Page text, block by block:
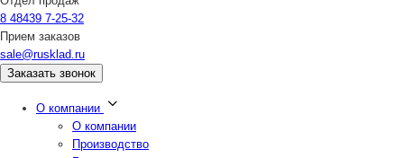
8 48439 7-25-32
Прием заказов
sale@rusklad.ru
Заказать звонок
О компании
О компании
Производство